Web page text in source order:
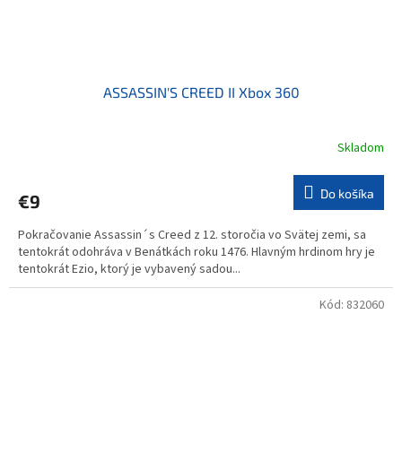
ASSASSIN'S CREED II Xbox 360
Skladom
€9 Do košíka
Pokračovanie Assassin´s Creed z 12. storočia vo Svätej zemi, sa
tentokrát odohráva v Benátkách roku 1476. Hlavným hrdinom hry je
tentokrát Ezio, ktorý je vybavený sadou...
Kód: 832060